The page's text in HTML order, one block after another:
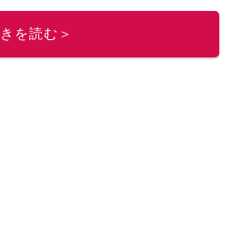
このイチオシストの他の記事を読む
を読む＞